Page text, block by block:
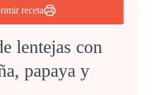
receta
lentejas con
papaya y